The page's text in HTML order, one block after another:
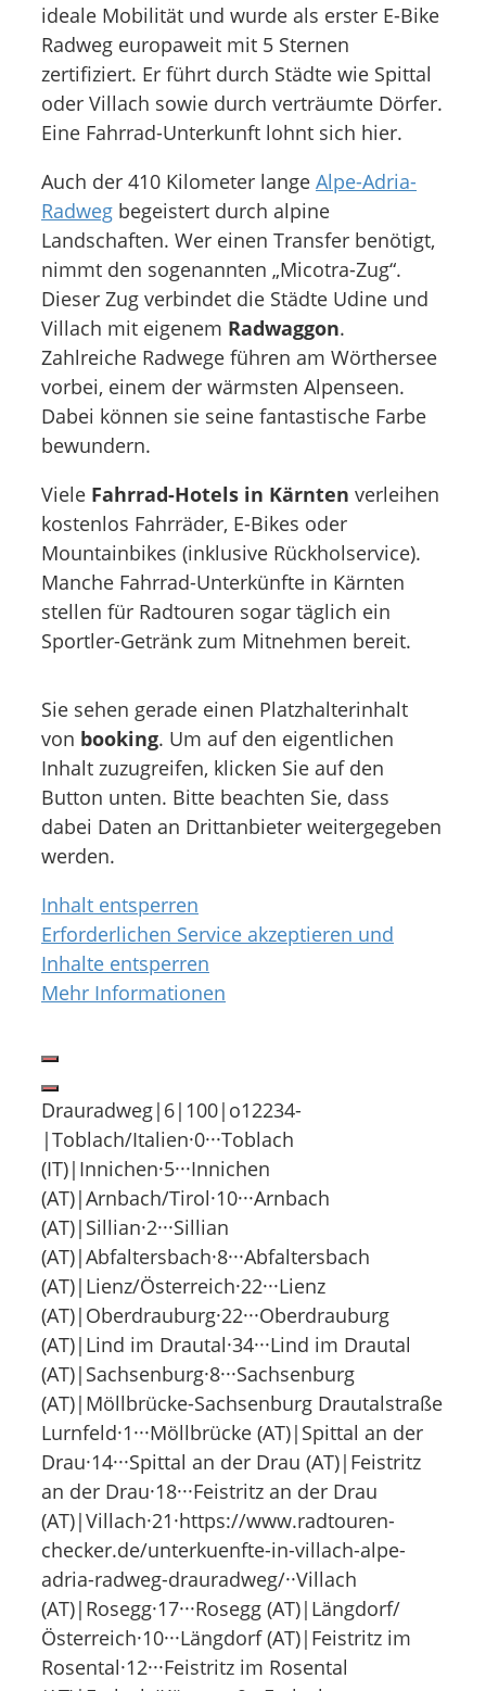
ideale Mobilität und wurde als erster E-Bike
Radweg europaweit mit 5 Sternen
zertifiziert. Er führt durch Städte wie Spittal
oder Villach sowie durch verträumte Dörfer.
Eine Fahrrad-Unterkunft lohnt sich hier.
Auch der 410 Kilometer lange Alpe-Adria-
Radweg begeistert durch alpine
Landschaften. Wer einen Transfer benötigt,
nimmt den sogenannten „Micotra-Zug“.
Dieser Zug verbindet die Städte Udine und
Villach mit eigenem Radwaggon.
Zahlreiche Radwege führen am Wörthersee
vorbei, einem der wärmsten Alpenseen.
Dabei können sie seine fantastische Farbe
bewundern.
Viele Fahrrad-Hotels in Kärnten verleihen
kostenlos Fahrräder, E-Bikes oder
Mountainbikes (inklusive Rückholservice).
Manche Fahrrad-Unterkünfte in Kärnten
stellen für Radtouren sogar täglich ein
Sportler-Getränk zum Mitnehmen bereit.
Sie sehen gerade einen Platzhalterinhalt
von booking. Um auf den eigentlichen
Inhalt zuzugreifen, klicken Sie auf den
Button unten. Bitte beachten Sie, dass
dabei Daten an Drittanbieter weitergegeben
werden.
Inhalt entsperren
Erforderlichen Service akzeptieren und
Inhalte entsperren
Mehr Informationen
Drauradweg|6|100|o12234-
|Toblach/Italien·0···Toblach
(IT)|Innichen·5···Innichen
(AT)|Arnbach/Tirol·10···Arnbach
(AT)|Sillian·2···Sillian
(AT)|Abfaltersbach·8···Abfaltersbach
(AT)|Lienz/Österreich·22···Lienz
(AT)|Oberdrauburg·22···Oberdrauburg
(AT)|Lind im Drautal·34···Lind im Drautal
(AT)|Sachsenburg·8···Sachsenburg
(AT)|Möllbrücke-Sachsenburg Drautalstraße
Lurnfeld·1···Möllbrücke (AT)|Spittal an der
Drau·14···Spittal an der Drau (AT)|Feistritz
an der Drau·18···Feistritz an der Drau
(AT)|Villach·21·https://www.radtouren-
checker.de/unterkuenfte-in-villach-alpe-
adria-radweg-drauradweg/··Villach
(AT)|Rosegg·17···Rosegg (AT)|Längdorf/
Österreich·10···Längdorf (AT)|Feistritz im
Rosental·12···Feistritz im Rosental